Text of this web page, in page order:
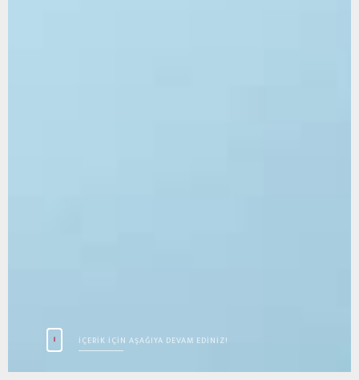
İÇERİK İÇİN AŞAĞIYA DEVAM EDİNİZ!